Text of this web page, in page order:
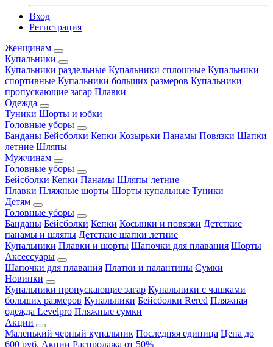
Вход
Регистрация
Женщинам
Купальники
Купальники раздельные Купальники сплошные Купальники
спортивные Купальники больших размеров Купальники
пропускающие загар Плавки
Одежда
Туники Шорты и юбки
Головные уборы
Банданы Бейсболки Кепки Козырьки Панамы Повязки Шапки
летние Шляпы
Мужчинам
Головные уборы
Бейсболки Кепки Панамы Шляпы летние
Плавки Пляжные шорты Шорты купальные Туники
Детям
Головные уборы
Банданы Бейсболки Кепки Косынки и повязки Детсткие
панамы и шляпы Детсткие шапки летние
Купальники Плавки и шорты Шапочки для плавания Шорты
Аксессуары
Шапочки для плавания Платки и палантины Сумки
Новинки
Купальники пропускающие загар Купальники с чашками
больших размеров Купальники Бейсболки Rered Пляжная
одежда Levelpro Пляжные сумки
Акции
Маленький черный купальник Последняя единица Цена до
600 руб. Акции Распродажа от 50%